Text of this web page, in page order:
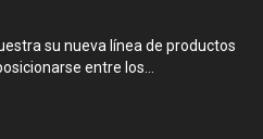
su nueva línea de productos
entre los...